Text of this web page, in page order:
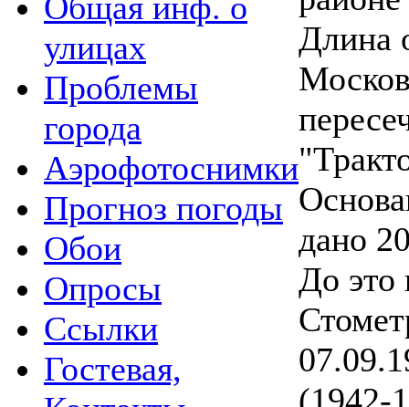
улицах
Проблемы
города
Аэрофотоснимки
Прогноз погоды
Обои
Опросы
Ссылки
Гостевая,
Длина
дано
До это